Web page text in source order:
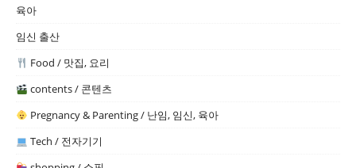
육아
임신 출산
Food / 맛집, 요리
contents / 콘텐츠
Pregnancy & Parenting / 난임, 임신, 육아
Tech / 전자기기